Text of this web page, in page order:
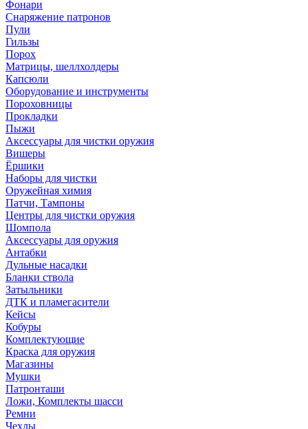
Фонари
Снаряжение патронов
Пули
Гильзы
Порох
Матрицы, шеллхолдеры
Капсюли
Оборудование и инструменты
Пороховницы
Прокладки
Пыжи
Аксессуары для чистки оружия
Вишеры
Ёршики
Наборы для чистки
Оружейная химия
Патчи, Тампоны
Центры для чистки оружия
Шомпола
Аксессуары для оружия
Антабки
Дульные насадки
Бланки ствола
Затыльники
ДТК и пламегасители
Кейсы
Кобуры
Комплектующие
Краска для оружия
Магазины
Мушки
Патронташи
Ложи, Комплекты шасси
Ремни
Чехлы